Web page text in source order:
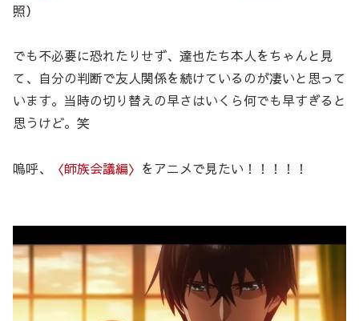
照）
でも不必要に恐れたりせず、達也たち本人をちゃんと見
て、自分の判断で友人関係を続けているのが凄いと思って
います。当時の切り替えの早さはいくら何でも早すぎると
思うけど。笑
嗚呼、 〈師族会議編〉 をアニメで見たい！！！！！